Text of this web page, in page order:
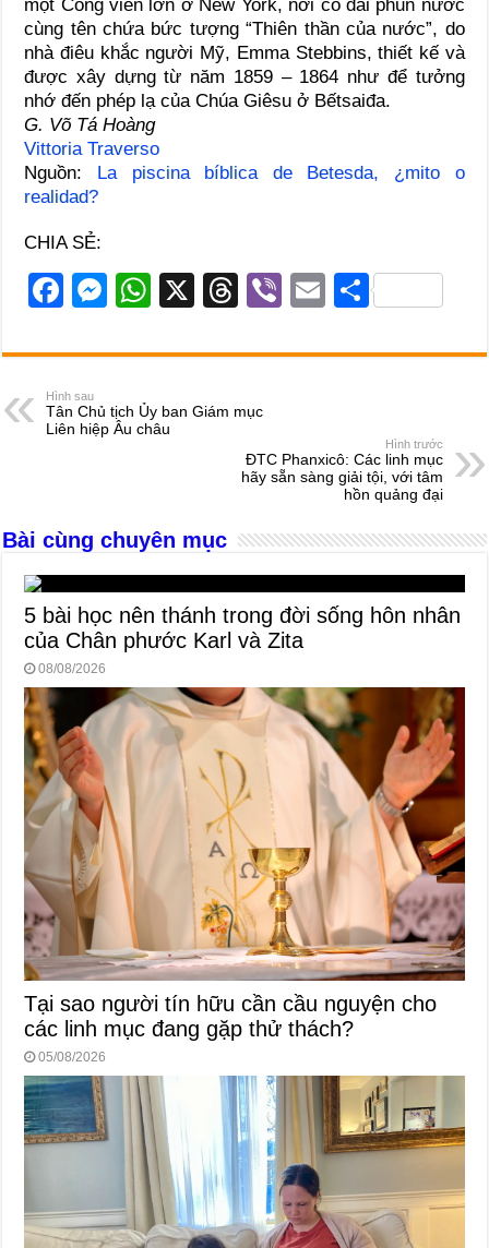
một Công viên lớn ở New York, nơi có đài phun nước
cùng tên chứa bức tượng “Thiên thần của nước”, do
nhà điêu khắc người Mỹ, Emma Stebbins, thiết kế và
được xây dựng từ năm 1859 – 1864 như để tưởng
nhớ đến phép lạ của Chúa Giêsu ở Bếtsaiđa.
G. Võ Tá Hoàng
Vittoria Traverso
Nguồn:
La piscina bíblica de Betesda, ¿mito o
realidad?
CHIA SẺ:
F
c
e
b
k
M
ss
e
n
W
at
s
A
X
T
e
d
s
Vi
er
E
ail
S
ar
Hình sau
Tân Chủ tịch Ủy ban Giám mục
Liên hiệp Âu châu
Hình trước
ĐTC Phanxicô: Các linh mục
hãy sẵn sàng giải tội, với tâm
hồn quảng đại
Bài cùng chuyên mục
5 bài học nên thánh trong đời sống hôn nhân
của Chân phước Karl và Zita
08/08/2026
Tại sao người tín hữu cần cầu nguyện cho
các linh mục đang gặp thử thách?
05/08/2026